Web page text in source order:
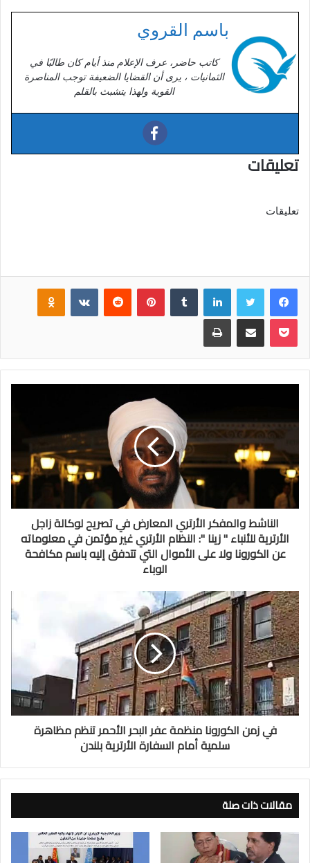
باسم القروي
كاتب حاضر، عرف الإعلام منذ أيام كان طالبًا في
الثمانيات ، يرى أن القضايا الضعيفة توجب المناصرة
القوية ولهذا يتشبث بالقلم
تعليقات
تعليقات
فيسبوك لينكدإن بينتيريست
بوكيت
الناشط والمفكر الأرتري المعارض في تصريح لوكالة زاجل
الأرترية للأنباء " زينا ": النظام الأرتري غير مؤتمن في معلوماته
عن الكورونا ولا على الأموال التي تتدفق إليه باسم مكافحة
الوباء
في زمن الكورونا منظمة عفر البحر الأحمر تنظم مظاهرة
سلمية أمام السفارة الأرترية بلندن
مقالات ذات صلة